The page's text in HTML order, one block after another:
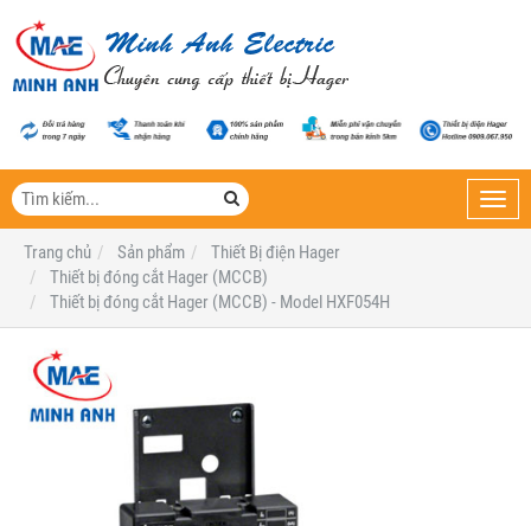
Trang chủ
Sản phẩm
Thiết Bị điện Hager
Thiết bị đóng cắt Hager (MCCB)
Thiết bị đóng cắt Hager (MCCB) - Model HXF054H